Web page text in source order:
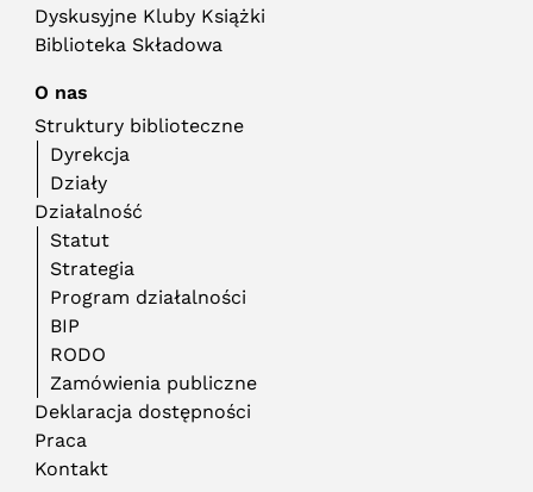
Dyskusyjne Kluby Książki
Biblioteka Składowa
O nas
Struktury biblioteczne
Dyrekcja
Działy
Działalność
Statut
Strategia
Program działalności
BIP
RODO
Zamówienia publiczne
Deklaracja dostępności
Praca
Kontakt